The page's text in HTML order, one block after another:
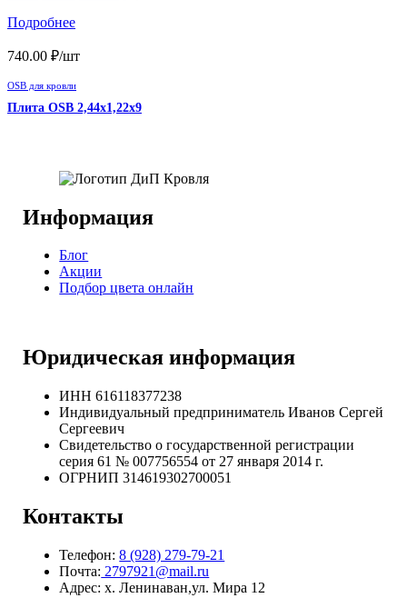
Подробнее
740.00 ₽/шт
OSB для кровли
Плита OSB 2,44х1,22х9
Информация
Блог
Акции
Подбор цвета онлайн
Юридическая информация
ИНН 616118377238
Индивидуальный предприниматель Иванов Сергей
Сергеевич
Свидетельство о государственной регистрации
серия 61 № 007756554 от 27 января 2014 г.
ОГРНИП314619302700051
Контакты
Телефон:8 (928) 279-79-21
Почта: 2797921@mail.ru
Адрес: х. Ленинаван,ул. Мира 12